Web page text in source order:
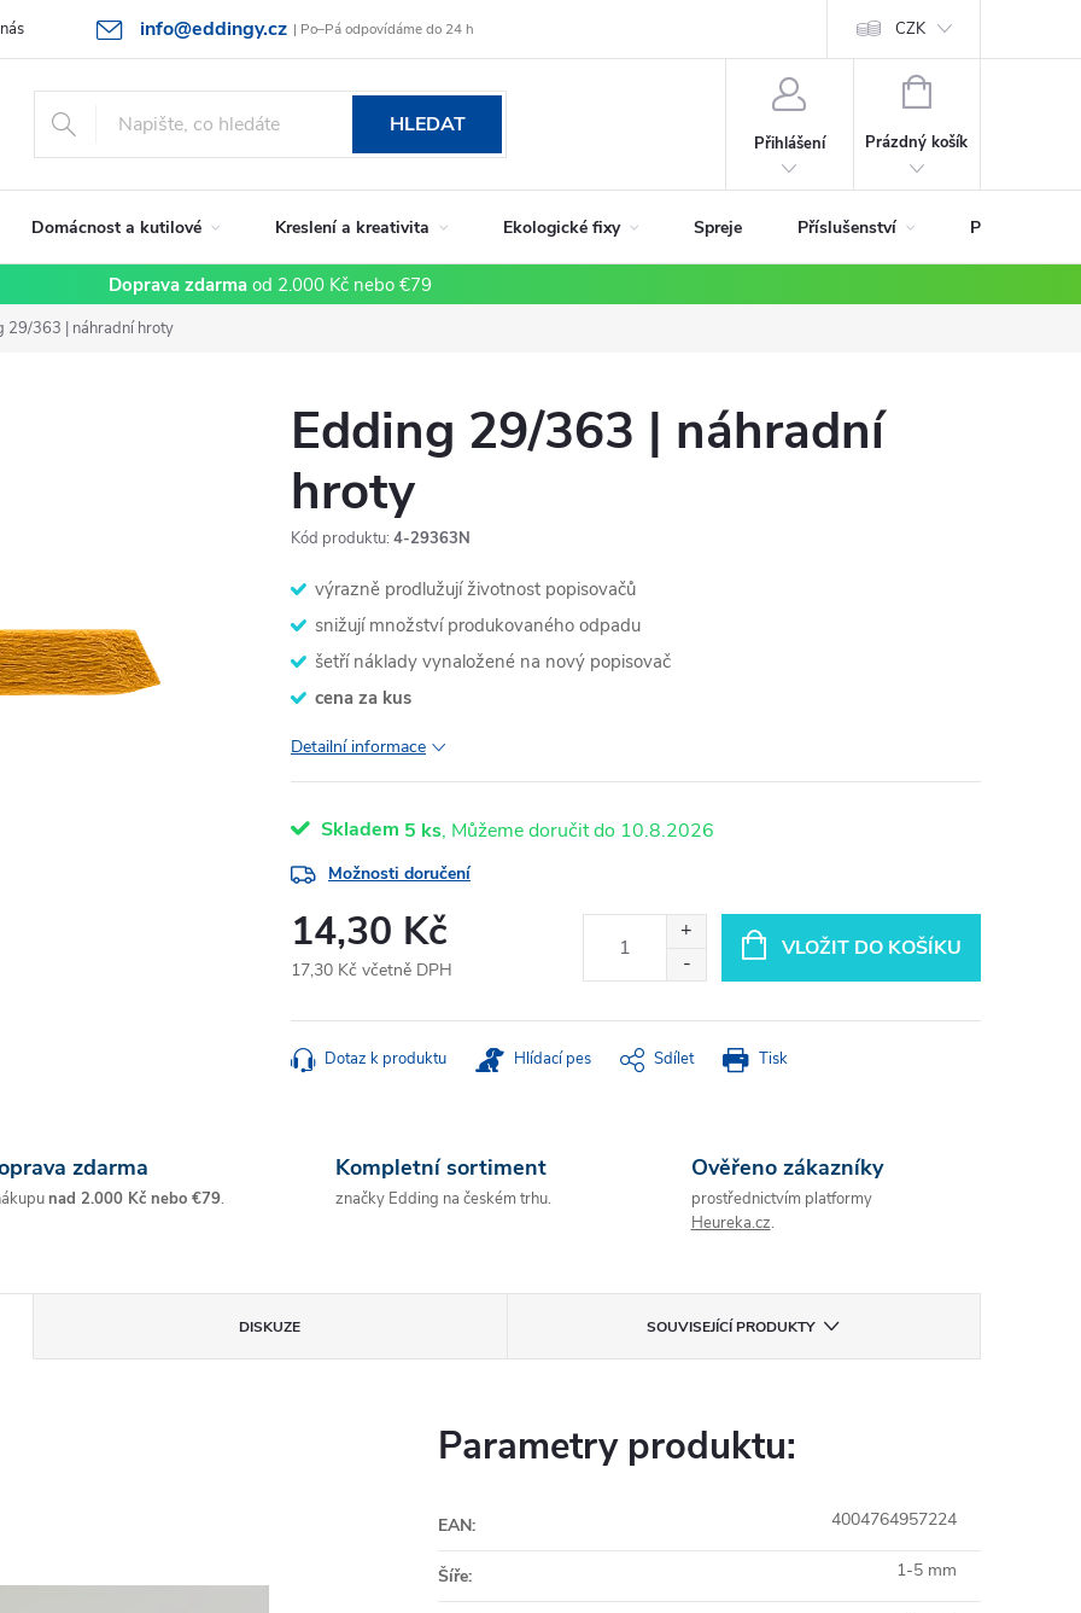
info@eddingy.cz | Po–Pá odpovídáme do 24 h
Rady a tipy Vrácení zboží a reklamace Obchodní podmínky CZK
HLEDAT
Přihlášení
NÁKUPNÍ
Prázdný košík
Domácnost a kutilové Kreslení a kreativita Ekologické fixy Spreje Příslušenství Podle
Doprava zdarma od 2.000 Kč nebo €79
29/363 | náhradní hroty
Edding 29/363 | náhradní
hroty
Kód produktu: 4-29363N
výrazně prodlužují životnost popisovačů
snižují množství produkovaného odpadu
šetří náklady vynaložené na nový popisovač
cena za kus
Detailní informace
Skladem 5 ks 10.8.2026
Možnosti doručení
14,30 Kč
17,30 Kč včetně DPH
cena:
VLOŽIT DO KOŠÍKU
Tisk
Dotaz k produktu Hlídací pes Sdílet
zdarma
nad 2.000 Kč nebo €79.
Kompletní sortiment
značky Edding na českém trhu.
Ověřeno zákazníky
prostřednictvím platformy
Heureka.cz.
DISKUZE SOUVISEJÍCÍ PRODUKTY
Parametry produktu:
EAN: 4004764957224
Šíře: 1-5 mm